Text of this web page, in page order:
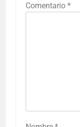
Comentario *